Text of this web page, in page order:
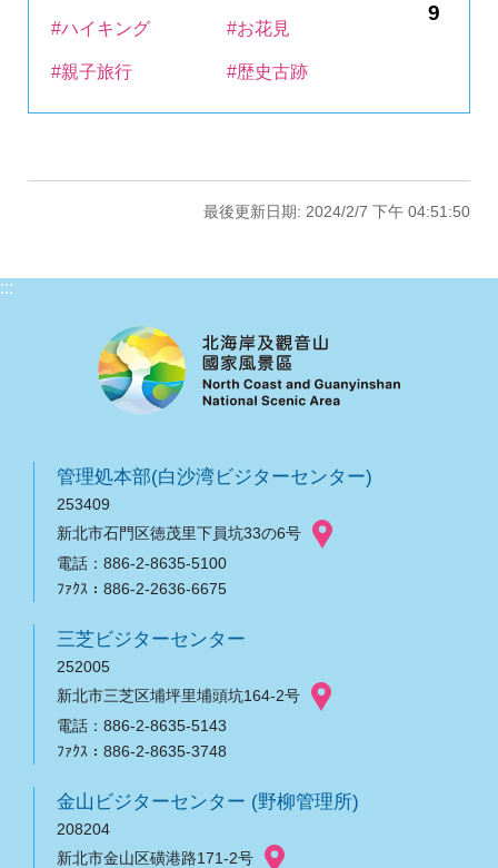
9
#ハイキング #お花見
#親子旅行 #歴史古跡
最後更新日期: 2024/2/7 下午 04:51:50
:::
管理処本部(白沙湾ビジターセンター)
253409
新北市石門区徳茂里下員坑33の6号
電話：886-2-8635-5100
ﾌｧｸｽ：886-2-2636-6675
三芝ビジターセンター
252005
新北市三芝区埔坪里埔頭坑164-2号
電話：886-2-8635-5143
ﾌｧｸｽ：886-2-8635-3748
金山ビジターセンター (野柳管理所)
208204
新北市金山区磺港路171-2号